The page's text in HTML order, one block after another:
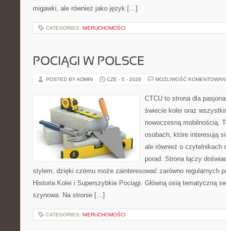
migawki, ale również jako język […]
CATEGORIES: NIERUCHOMOŚCI
POCIĄGI W POLSCE
POSTED BY ADMIN CZE - 5 - 2026 MOŻLIWOŚĆ
CTCU to strona dla
świecie kolei oraz
nowoczesną mobilnością.
osobach, które interesują
ale również o czytelnikach
porad. Strona łączy
stylem, dzięki czemu może zainteresować zarówno regularnych
Historia Kolei i Superszybkie Pociągi. Główną osią tematyczną
szynowa. Na stronie […]
CATEGORIES: NIERUCHOMOŚCI